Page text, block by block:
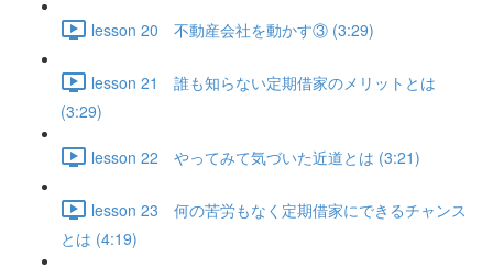
lesson 20 不動産会社を動かす③ (3:29)
lesson 21 誰も知らない定期借家のメリットとは
(3:29)
lesson 22 やってみて気づいた近道とは (3:21)
lesson 23 何の苦労もなく定期借家にできるチャンス
とは (4:19)